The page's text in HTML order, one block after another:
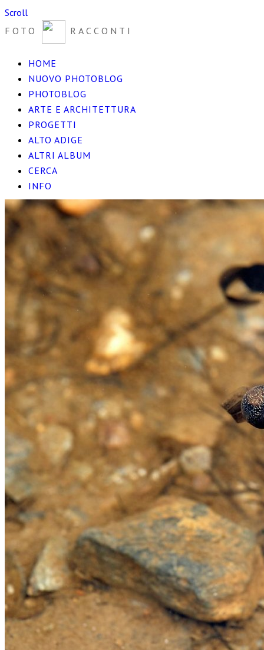
Scroll
FOTO
RACCONTI
HOME
NUOVO PHOTOBLOG
PHOTOBLOG
ARTE E ARCHITETTURA
PROGETTI
ALTO ADIGE
ALTRI ALBUM
CERCA
INFO